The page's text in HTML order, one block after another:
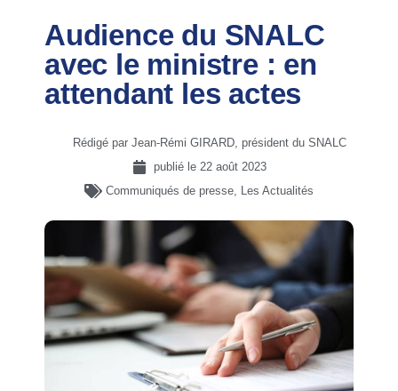
Audience du SNALC
avec le ministre : en
attendant les actes
Rédigé par Jean-Rémi GIRARD, président du SNALC
publié le 22 août 2023
Communiqués de presse, Les Actualités